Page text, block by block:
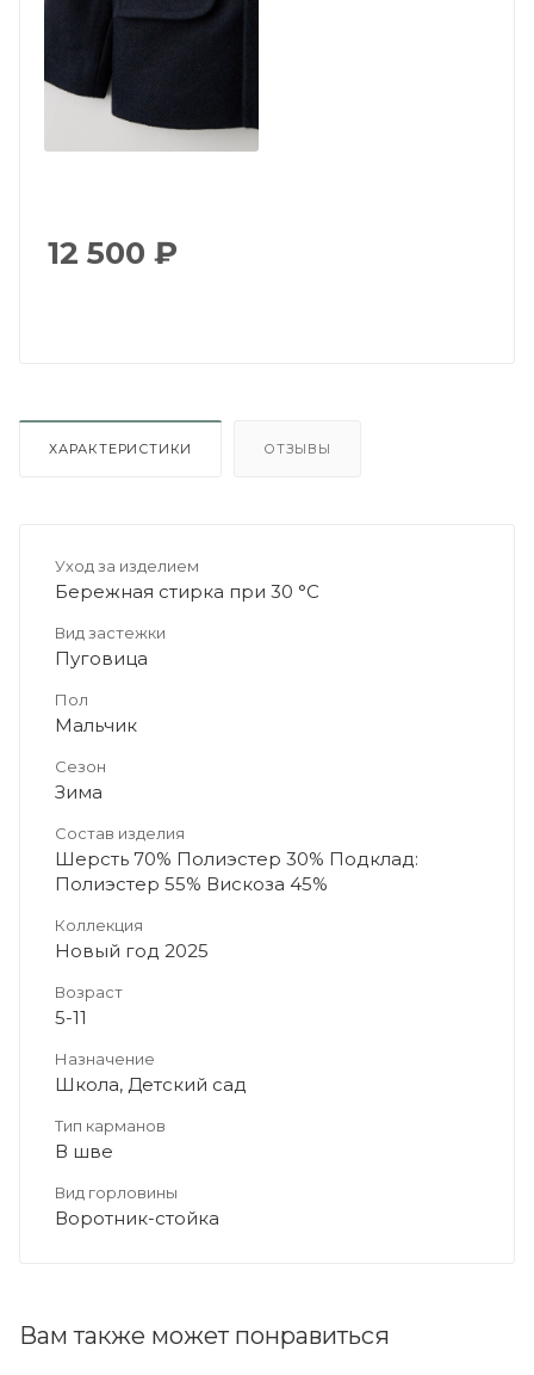
12 500 ₽
ХАРАКТЕРИСТИКИ ОТЗЫВЫ
Уход за изделием
Бережная стирка при 30 °C
Вид застежки
Пуговица
Пол
Мальчик
Сезон
Зима
Состав изделия
Шерсть 70% Полиэстер 30% Подклад:
Полиэстер 55% Вискоза 45%
Коллекция
Новый год 2025
Возраст
5-11
Назначение
Школа, Детский сад
Тип карманов
В шве
Вид горловины
Воротник-стойка
Вам также может понравиться